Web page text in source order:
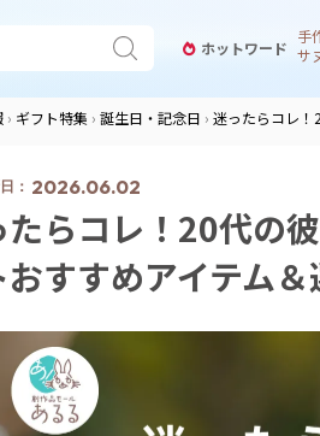
ホットワード
手
ギフト特集 誕生日・記念日 迷ったらコレ！
2026.06.02
たらコレ！20代の
おすすめアイテム